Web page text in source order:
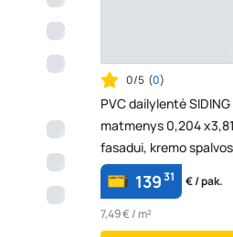
0/5 (0)
PVC dailylentė SIDING
matmenys 0,204
fasadui, kremo
0,77724 m2
13931 € / pak.
7,49 € / m²